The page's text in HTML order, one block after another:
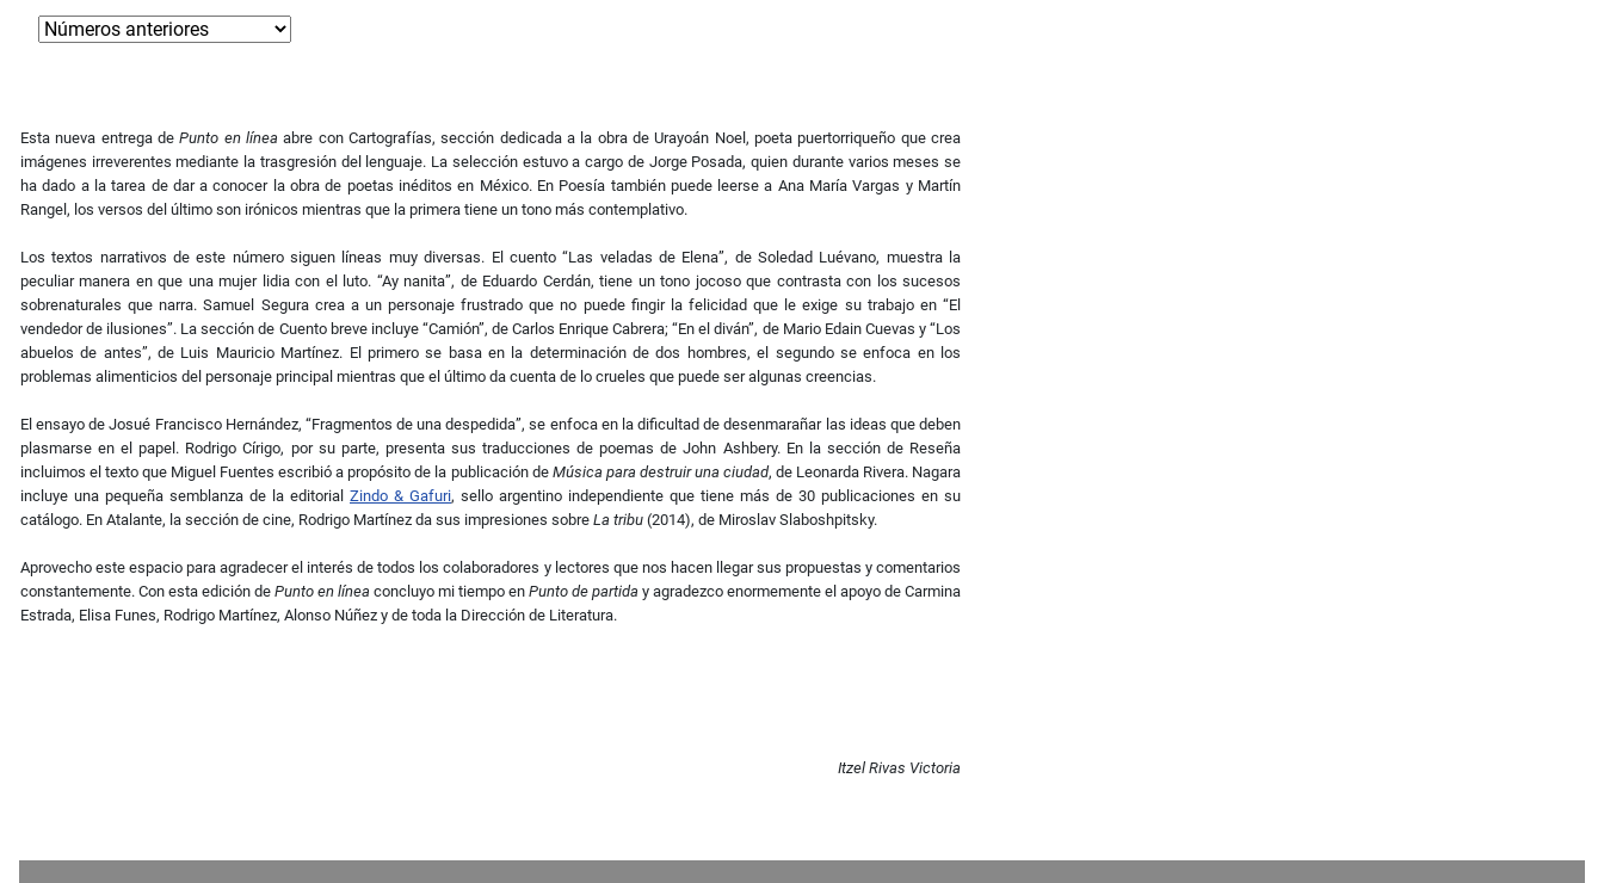
Esta nueva entrega dePunto en línea abre con Cartografías, sección dedicada a la obra de Urayoán Noel, poeta puertorriqueño que crea
imágenes irreverentes mediante la trasgresión del lenguaje. La selección estuvo a cargo de Jorge Posada, quien durante varios meses se
ha dado a la tarea de dar a conocer la obra de poetas inéditos en México. En Poesía también puede leerse a Ana María Vargas y Martín
Rangel, los versos del último son irónicos mientras que la primera tiene un tono más contemplativo.
Los textos narrativos de este número siguen líneas muy diversas. El cuento “Las veladas de Elena”, de Soledad Luévano, muestra la
peculiar manera en que una mujer lidia con el luto. “Ay nanita”, de Eduardo Cerdán, tiene un tono jocoso que contrasta con los sucesos
sobrenaturales que narra. Samuel Segura crea a un personaje frustrado que no puede fingir la felicidad que le exige su trabajo en “El
vendedor de ilusiones”. La sección de Cuento breve incluye “Camión”, de Carlos Enrique Cabrera; “En el diván”, de Mario Edain Cuevas y “Los
abuelos de antes”, de Luis Mauricio Martínez. El primero se basa en la determinación de dos hombres, el segundo se enfoca en los
problemas alimenticios del personaje principal mientras que el último da cuenta de lo crueles que puede ser algunas creencias.
El ensayo de Josué Francisco Hernández, “Fragmentos de una despedida”, se enfoca en la dificultad de desenmarañar las ideas que deben
plasmarse en el papel. Rodrigo Círigo, por su parte, presenta sus traducciones de poemas de John Ashbery. En la sección de Reseña
incluimos el texto que Miguel Fuentes escribió a propósito de la publicación de Música para destruir una ciudad, de Leonarda Rivera. Nagara
incluye una pequeña semblanza de la editorial Zindo & Gafuri, sello argentino independiente que tiene más de 30 publicaciones en su
catálogo. En Atalante, la sección de cine, Rodrigo Martínez da sus impresiones sobre La tribu (2014), de Miroslav Slaboshpitsky.
Aprovecho este espacio para agradecer el interés de todos los colaboradores y lectores que nos hacen llegar sus propuestas y comentarios
constantemente. Con esta edición de Punto en línea concluyo mi tiempo en Punto de partida y agradezco enormemente el apoyo de Carmina
Estrada, Elisa Funes, Rodrigo Martínez, Alonso Núñez y de toda la Dirección de Literatura.
Itzel Rivas Victoria